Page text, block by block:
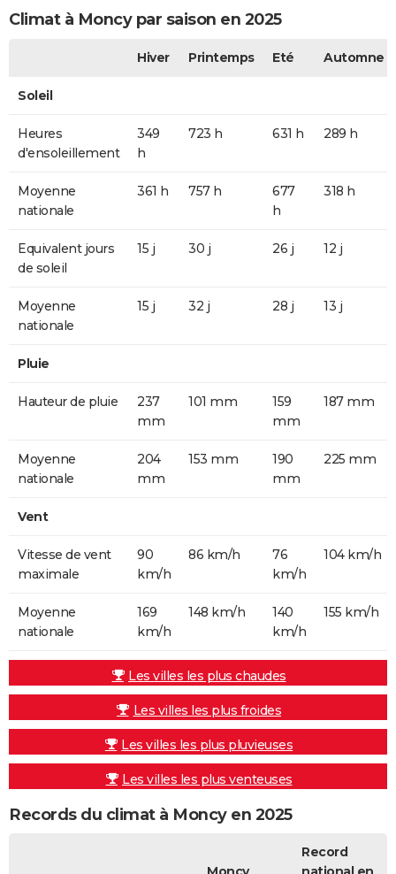
Climat à Moncy par saison en 2025
Hiver Printemps Eté Automne
Soleil
Heures
d'ensoleillement
349
h
723 h 631 h 289 h
Moyenne
nationale
361 h 757 h
677
h
318 h
Equivalent jours
de soleil
15 j 30 j 26 j 12 j
Moyenne
nationale
15 j 32 j 28 j 13 j
Pluie
Hauteur de pluie
237
mm
101 mm
159
mm
187 mm
Moyenne
nationale
204
mm
153 mm
190
mm
225 mm
Vent
Vitesse de vent
maximale
90
km/h
86 km/h
76
km/h
104 km/h
Moyenne
nationale
169
km/h
148 km/h
140
km/h
155 km/h
Les villes les plus chaudes
Les villes les plus froides
Les villes les plus pluvieuses
Les villes les plus venteuses
Records du climat à Moncy en 2025
Record